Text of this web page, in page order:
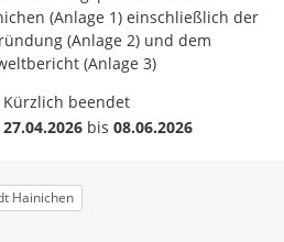
(Anlage 1) einschließlich der
(Anlage 2) und dem
(Anlage 3)
Kürzlich beendet
27.04.2026bis 08.06.2026
Hainichen